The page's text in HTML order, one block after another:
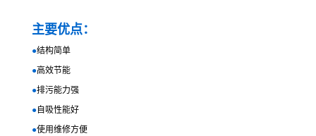
主要优点：
●结构简单
●高效节能
●排污能力强
●自吸性能好
●使用维修方便